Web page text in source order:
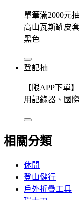
單筆滿2000元
高山瓦斯罐皮
黑色
登記抽
【限APP下單
用記錄器、國
相關分類
休閒
登山健行
戶外折疊工具